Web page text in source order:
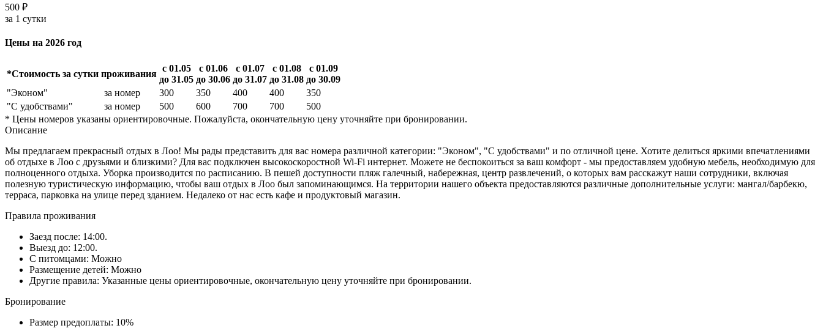
500 ₽
за 1 сутки
Цены на 2026 год
*Стоимость за сутки проживания
с 01.05
до 31.05
с 01.06
до 30.06
с 01.07
до 31.07
с 01.08
до 31.08
с 01.09
до 30.09
"Эконом"
за номер 300 350 400 400
350
"С удобствами"
за номер 500 600 700 700
500
* Цены номеров указаны ориентировочные. Пожалуйста, окончательную цену уточняйте при бронировании.
Описание
Мы предлагаем прекрасный отдых в Лоо! Мы рады представить для вас номера различной категории: "Эконом", "С удобствами" и по отличной цене. Хотите делиться яркими впечатлениями
об отдыхе в Лоо с друзьями и близкими? Для вас подключен высокоскоростной Wi-Fi интернет. Можете не беспокоиться за ваш комфорт - мы предоставляем удобную мебель, необходимую для
полноценного отдыха. Уборка производится по расписанию. В пешей доступности пляж галечный, набережная, центр развлечений, о которых вам расскажут наши сотрудники, включая
полезную туристическую информацию, чтобы ваш отдых в Лоо был запоминающимся. На территории нашего объекта предоставляются различные дополнительные услуги: мангал/барбекю,
терраса, парковка на улице перед зданием. Недалеко от нас есть кафе и продуктовый магазин.
Правила проживания
Заезд после: 14:00.
Выезд до: 12:00.
С питомцами: Можно
Размещение детей: Можно
Другие правила: Указанные цены ориентировочные, окончательную цену уточняйте при бронировании.
Бронирование
Размер предоплаты: 10%